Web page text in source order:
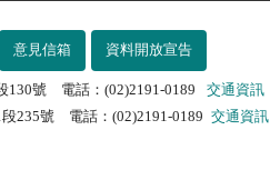
意見信箱 資料開放宣告
130號 電話：(02)2191-0189 交通資訊
235號 電話：(02)2191-0189 交通資訊